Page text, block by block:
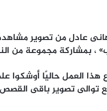
عادل من تصوير
، بمشاركة مجموعة من
العمل حاليًا أوشكوا
توالى تصوير باقى